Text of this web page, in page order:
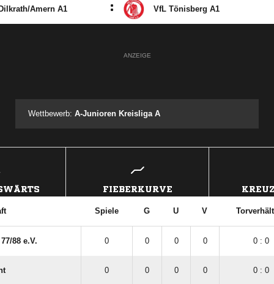
​Amern A1 : VfL Tönisberg A1
ANZEIGE
Wettbewerb:A-Junioren Kreisliga A
FIEBERKURVE
Spiele G U V
​88 e.V. 0 0 0 0 0 : 0
0 0 0 0 0 : 0